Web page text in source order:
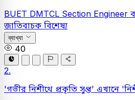
BUET DMTCL Section Engineer
জাতিবাচক বিশেষ্য
ব্যাখ্যা
40
2.
'গভীর নিশীথে প্রকৃতি সুপ্ত' এখানে